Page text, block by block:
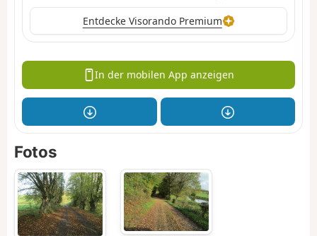
Entdecke Visorando Premium
In der mobilen App anzeigen
Fotos